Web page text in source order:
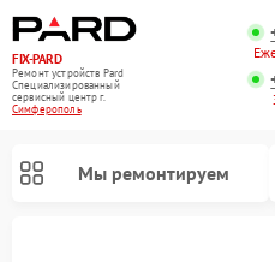
FIX-PARD
Ремонт устройств Pard
Специализированный
cервисный центр г.
Симферополь
Мы ремонтируем